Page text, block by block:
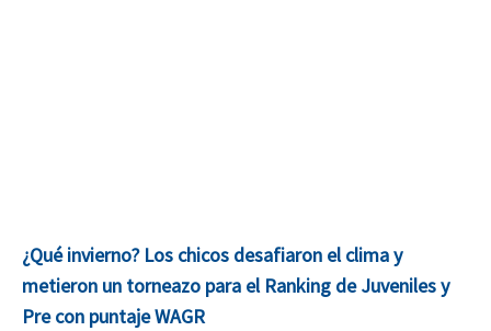
¿Qué invierno? Los chicos desafiaron el clima y
metieron un torneazo para el Ranking de Juveniles y
Pre con puntaje WAGR